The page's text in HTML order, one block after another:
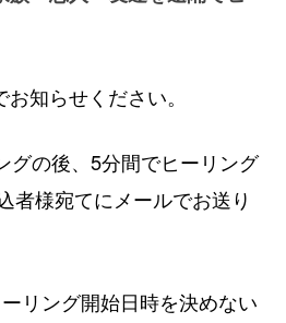
知らせください。
グの後、5分間でヒーリング
者様宛てにメールでお送り
リング開始日時を決めない